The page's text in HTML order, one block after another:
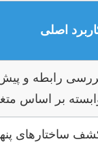
اصلی
رابطه و
بر اساس
ساختارهای